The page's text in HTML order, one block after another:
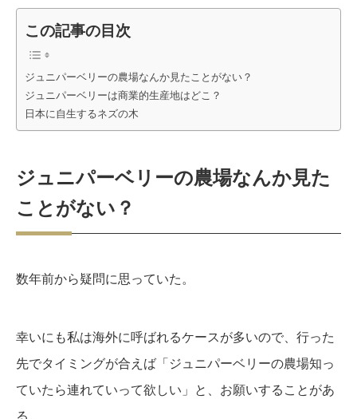
この記事の目次
ジュニパーベリーの農場なんか見たことがない？
ジュニパーベリーは商業的生産地はどこ？
日本に自生するネズの木
ジュニパーベリーの農場なんか見た
ことがない？
数年前から疑問に思っていた。
幸いにも私は海外に呼ばれるケースが多いので、行った
先でタイミングが合えば「ジュニパーベリーの農場知っ
ていたら連れていって欲しい」と、お願いすることがあ
る。